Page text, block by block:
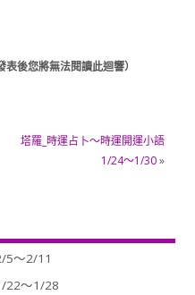
後您將無法閱讀此迴響）
塔羅_時運占卜～時運開運小語
1/24～1/30»
5～2/11
22～1/28